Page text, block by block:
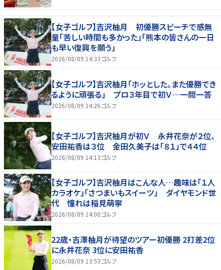
【女子ゴルフ】吉沢柚月 初優勝スピーチで感無
量「苦しい時間も多かった」「熊本の皆さんの一日
も早い復興を願う」
2026/08/09 14:33ゴルフ
【女子ゴルフ】吉沢柚月「ホッとした。また優勝でき
るように頑張る」 プロ３年目で初Ｖ…一問一答
2026/08/09 14:26ゴルフ
【女子ゴルフ】吉沢柚月が初Ｖ 永井花奈が２位、
安田祐香は３位 金田久美子は「８１」で４４位
2026/08/09 14:13ゴルフ
【女子ゴルフ】吉沢柚月はこんな人…趣味は「１人
カラオケ」「さつまいもスイーツ」 ダイヤモンド世
代 憧れは稲見萌寧
2026/08/09 14:00ゴルフ
22歳・吉澤柚月が待望のツアー初優勝 2打差2位
に永井花奈 3位に安田祐香
2026/08/09 13:53ゴルフ